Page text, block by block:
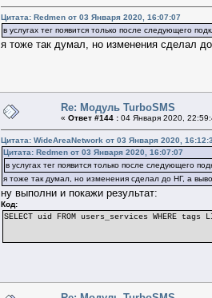
Цитата: Redmen от 03 Января 2020, 16:07:07
в услугах тег появится только после следующего
я тоже так думал, но изменения сделал
Re: Модуль TurboSMS
« Ответ #144 : 04 Января 2020,
Цитата: WideAreaNetwork от 03 Января 2020,
Цитата: Redmen от 03 Января 2020, 16:07:07
в услугах тег появится только после следующего
я тоже так думал, но изменения сделал до НГ, а
ну выполни и покажи результат:
Код:
SELECT uid FROM users_services WHERE tags